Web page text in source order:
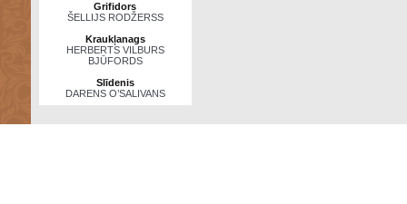
Grifidors
ŠELLIJS RODŽERSS
Kraukļanags
HERBERTS VILBURS
BJŪFORDS
Slīdenis
DARENS O’SALIVANS